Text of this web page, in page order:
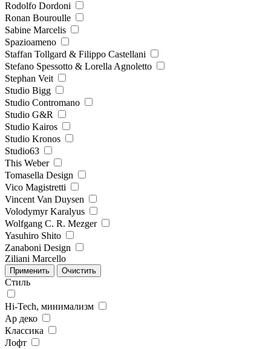
Rodolfo Dordoni
Ronan Bouroulle
Sabine Marcelis
Spazioameno
Staffan Tollgard & Filippo Castellani
Stefano Spessotto & Lorella Agnoletto
Stephan Veit
Studio Bigg
Studio Contromano
Studio G&R
Studio Kairos
Studio Kronos
Studio63
This Weber
Tomasella Design
Vico Magistretti
Vincent Van Duysen
Volodymyr Karalyus
Wolfgang C. R. Mezger
Yasuhiro Shito
Zanaboni Design
Ziliani Marcello
Стиль
Hi-Tech, минимализм
Ар деко
Классика
Лофт